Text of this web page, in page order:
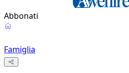
Abbonati
Famiglia